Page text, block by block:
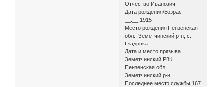
Отчество Иванович
Дата рождения/Возраст
__.__.1915
Место рождения Пензенская
обл., Земетчинский р-н, с.
Гладовка
Дата и место призыва
Земетчинский РВК,
Пензенская обл.,
Земетчинский р-н
Последнее место службы 167